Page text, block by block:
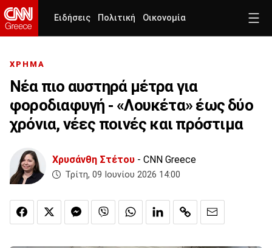
Ειδήσεις Πολιτική Οικονομία
ΧΡΗΜΑ
Νέα πιο αυστηρά μέτρα για
φοροδιαφυγή - «Λουκέτα» έως δύο
χρόνια, νέες ποινές και πρόστιμα
Χρυσάνθη Στέτου - CNN Greece
Τρίτη, 09 Ιουνίου 2026 14:00